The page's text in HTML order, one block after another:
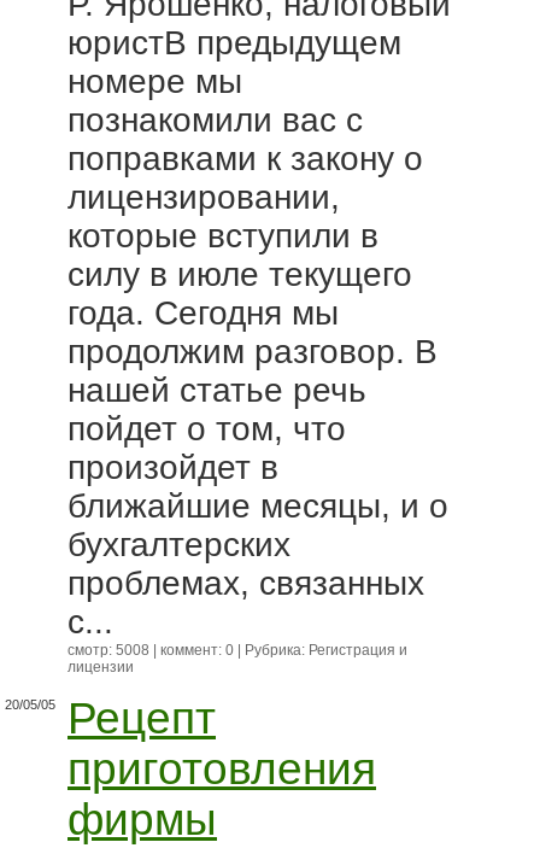
юристВ предыдущем
номере мы
познакомили вас с
поправками к закону о
лицензировании,
которые вступили в
силу в июле текущего
года. Сегодня мы
продолжим разговор. В
нашей статье речь
пойдет о том, что
произойдет в
ближайшие месяцы, и о
бухгалтерских
проблемах, связанных
с...
смотр: 5008 | коммент: 0 | Рубрика: Регистрация и
лицензии
20/05/05
Рецепт
приготовления
фирмы